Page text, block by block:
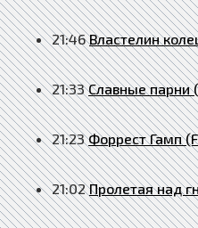
21:46 Властелин
21:33 Славные парни
21:23 Форрест Гамп
21:02 Пролетая над